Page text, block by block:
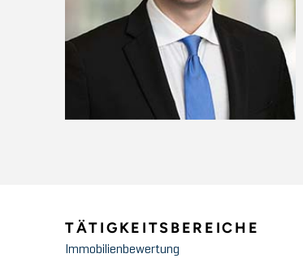
TÄTIGKEITSBEREICHE
Immobilienbewertung